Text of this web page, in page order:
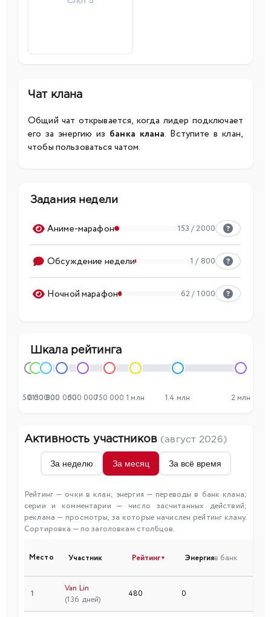
Чат клана
Общий чат открывается, когда лидер подключает
его за энергию из банка клана. Вступите в клан,
чтобы пользоваться чатом.
Задания недели
Аниме-марафон 153 / 2000
Обсуждение недели 1 / 800
Ночной марафон 62 / 1000
Шкала рейтинга
0
50 000
150 000300 000500 000750 000 1 млн 1.4 млн 2 млн
Активность участников (август 2026)
За неделю За месяц За всё время
Рейтинг — очки в клан; энергия — переводы в банк клана;
серии и комментарии — число засчитанных действий;
реклама — просмотры, за которые начислен рейтинг клану.
Сортировка — по заголовкам столбцов.
Место Участник Рейтинг▼ Энергияв банк
1
Van Lin
(136 дней)
480 0